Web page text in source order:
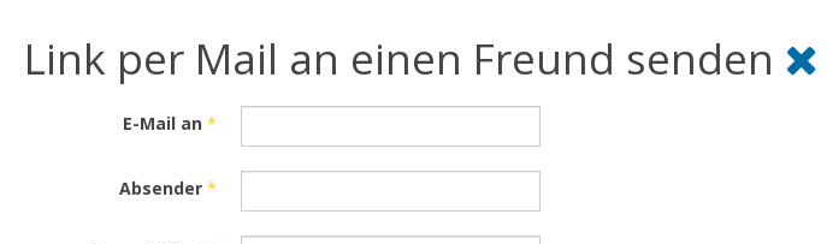
Link per Mail an einen Freund senden
E-Mail an *
Absender *